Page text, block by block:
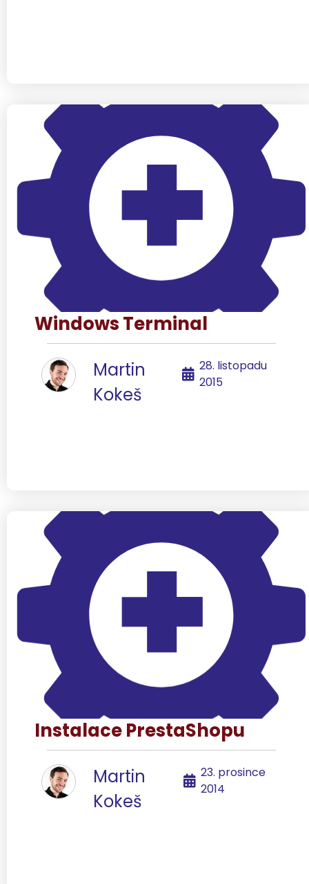
Windows Terminal
Martin
Kokeš
28. listopadu
2015
Instalace PrestaShopu
Martin
Kokeš
23. prosince
2014